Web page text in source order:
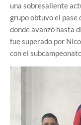
una sobresaliente
grupo obtuvo el pase
donde avanzó hasta
fue superado por
con el